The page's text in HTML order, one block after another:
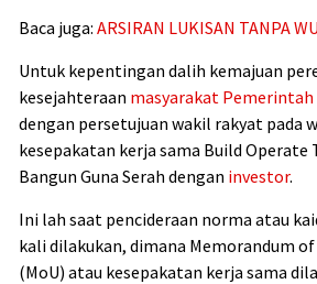
Baca juga: ARSIRAN LUKISAN TANPA
Untuk kepentingan dalih kemajuan
kesejahteraan masyarakat Pemerintah
dengan persetujuan wakil rakyat pada
kesepakatan kerja sama Build Operate
Bangun Guna Serah dengan investor.
Ini lah saat pencideraan norma atau
kali dilakukan, dimana Memorandum
(MoU) atau kesepakatan kerja sama